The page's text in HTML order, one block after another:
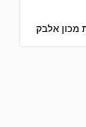
מכון אלבק